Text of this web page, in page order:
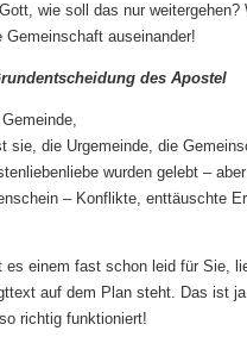
wie soll das nur
Gemeinschaft auseinander!
des Apostel
Gemeinde,
sie, die Urgemeinde, die
wurden gelebt –
– Konflikte, enttäuschte
es einem fast schon leid für Sie,
auf dem Plan steht. Das ist
richtig funktioniert!